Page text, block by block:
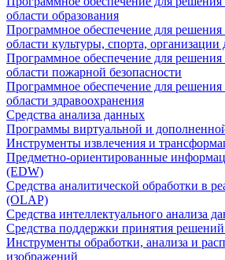
области образования
Программное обеспечение для решения
области культуры, спорта, организации
Программное обеспечение для решения
области пожарной безопасности
Программное обеспечение для решения
области здравоохранения
Средства анализа данных
Программы виртуальной и
Инструменты извлечения и
Предметно-ориентированные
(EDW)
Средства аналитической обработки в
(OLAP)
Средства интеллектуального анализа
Средства поддержки принятия
Инструменты обработки, анализа и
изображений